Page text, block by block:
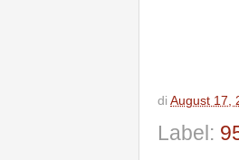
di August 17,
Label: